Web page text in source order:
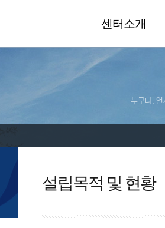
센터소개
누구나, 언
설립목적 및 현황